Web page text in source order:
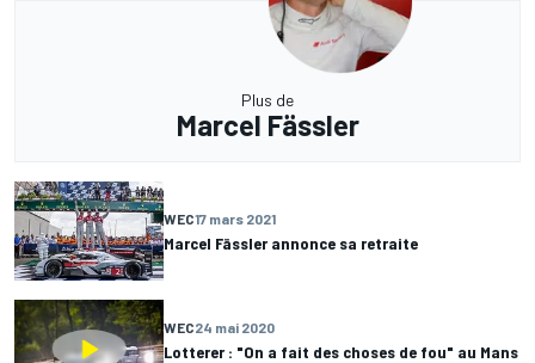
Plus de
Marcel Fässler
WEC17 mars 2021
Marcel Fässler annonce sa retraite
WEC24 mai 2020
Lotterer : "On a fait des choses de fou" au Mans